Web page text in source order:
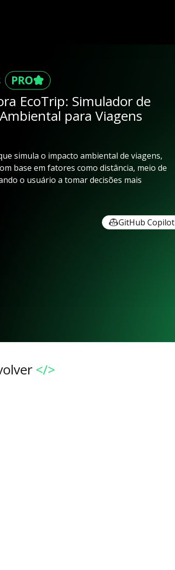
EcoTrip: Simulador de
para Viagens
simula o impacto ambiental de viagens,
base em fatores como distância, meio de
o usuário a tomar decisões mais
GitHub Copilot
</>